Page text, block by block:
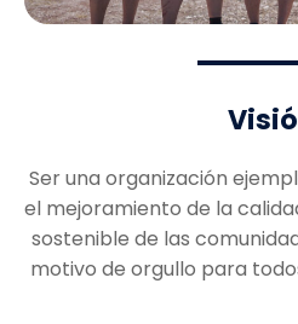
Ser una organización
el mejoramiento de la
sostenible de las
motivo de orgullo para